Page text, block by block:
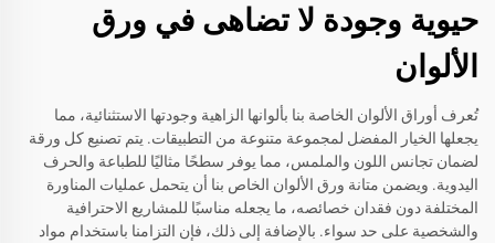
حيوية وجودة لا تضاهى في ورق
الألوان
تُعرف أوراق الألوان الخاصة بنا بألوانها الزاهية وجودتها الاستثنائية، مما
يجعلها الخيار المفضل لمجموعة متنوعة من التطبيقات. يتم تصنيع كل ورقة
لضمان تجانس اللون والملمس، مما يوفر سطحًا مثاليًا للطباعة والحرف
اليدوية. ويضمن متانة ورق الألوان الخاص بنا أن يتحمل عمليات المناورة
المختلفة دون فقدان خصائصه، ما يجعله مناسبًا للمشاريع الاحترافية
والشخصية على حد سواء. بالإضافة إلى ذلك، فإن التزامنا باستخدام مواد